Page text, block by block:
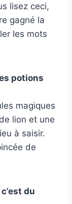
lisez ceci,
gagné la
les mots
potions
magiques
lion et une
à saisir.
de
du